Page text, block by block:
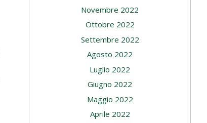
Novembre 2022
Ottobre 2022
Settembre 2022
Agosto 2022
Luglio 2022
Giugno 2022
Maggio 2022
Aprile 2022